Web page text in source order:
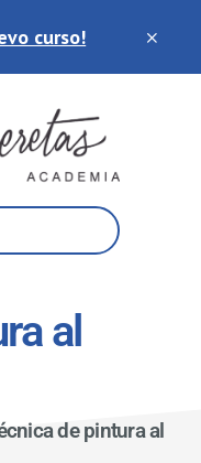
curso!
al
de pintura al